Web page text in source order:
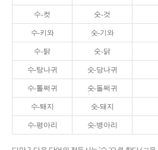
수-컷 숫-것
수-키와 숫-기와
수-탉 숫-닭
수-탕나귀 숫-당나귀
수-톨쩌귀 숫-돌쩌귀
수-퇘지 숫-돼지
수-평아리 숫-병아리